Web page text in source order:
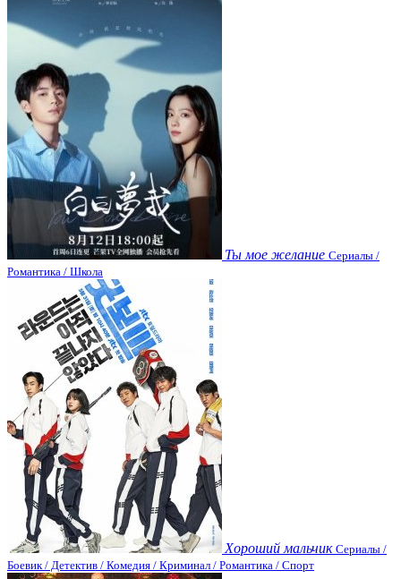
Ты мое желание Сериалы /
Романтика / Школа
Хороший мальчик Сериалы /
Боевик / Детектив / Комедия / Криминал / Романтика / Спорт